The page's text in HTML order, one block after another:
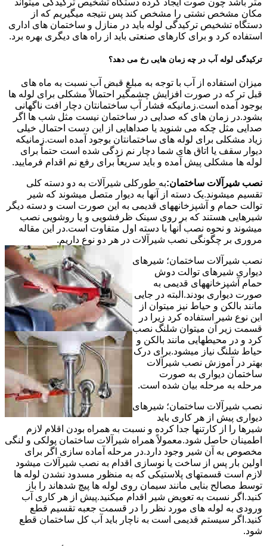
متر باشد چون صوت ایجاد کرده دستگاه تشخیص ترکیدگی میتواند
مکان مشخص نشتی را مشخص کند پس نتیجه میگیریم که از
دستگاه تشخیص ترکیدگی لوله باید در منازل و ساختمان های اداری
استفاده کرد و برای کارهای صنعتی باید از راه های دیگری بهره برد.
ترکیدگی لوله آب در چه زمان هایی رخ می دهد؟
میزان استفاده از آب با توجه به مبلغ قبض آب نسبت به ماه های
قبل تر که در صورت افزایش چشمگیر احتمالاً مشکلی برای لوله ها
بوجود آمده است.زمانیکه فشار آب ساختمانتان دچار افت ناگهانی
بشود.در زمان های که صدایی در ساختمان نیست مثل شب ها اگر
صدایی مثل چکه می شنوید یا صداهایی از این دست احتمال خیلی
زیاد مشکلی برای لوله های ساختمانتان بوجود آمده است.زمانیکه
دیوار سقف یا اتاق های شما دچار نم زدگی شده است حتماً برای
لوله ها مشکلی پیش آمده و باید سریعاً برای رفع نم اقدام فرمایید.
نصب شیرآلات ساختمان:به طورکلی شیرآلات به دو دسته کلی
تقسیم میشوند.یک دسته از آنها به دیوار متصل میشوند که شیر
توالت حمام و آشپزخانههای قدیمی به این صورت است و دسته دیگر
شیرهایی هستند که بر روی سینک ظرفشویی و یا روشویی نصب
میشوند و نحوه نصب آنها با دسته اول متفاوت است.در این مقاله
مروری بر چگونگی نصب شیرآلات در هر دو نوع داریم.
نصب شیرآلات ساختمان؛ شیرهای
دیواری شیرهای توالت دوش
حمام آشپزخانههای قدیمی به
صورت دیواری بودند.البته در جایی
مانند بالکن و حیاط نیز میتوان از
این نوع شیر استفاده کرد زیرا در
قسمت زیر آن میتوان شلنگ نصب
کرد و در محیطهایی مانند بالکن و
حیاط شلنگ نیاز میشود.برای درک
بهتر در آموزش نصب شیرآلات
ساختمان دیواری به صورت
مرحله به مرحله بیان شده است.
نصب شیرآلات ساختمان؛ شیرهای
دیواری پیش از هر کاری باید
شیرها را از کارتنها جدا کرده و نسبت به همراه بودن اقلام لازم
اطمینان حاصل شود.معمولاً همراه شیرآلات ساختمان پولکی و لنگی
مخصوص به آن شیر وجود دارد.در مرحله آماده سازی اگر برای
اولین بار پس از ساخت یا نوسازی اقدام به نصب شیرآلات میشود
لازم است قسمتهای پلاستیکی که به منظور مسدود نشدن لوله ها
توسط مصالح بنایی مانند سیمان روی لوله ها پیچ شدهاند را باز
کنید.اگر نسبت به تعویض شیر اقدام میکنید.پیش از هر کاری آب
ورودی به لوله های مورد نظر را در قسمت جعبه تقسیم قطع
کنید.اگر سیستم قدیمی است به ناچار باید آب کل ساختمان قطع
شود.